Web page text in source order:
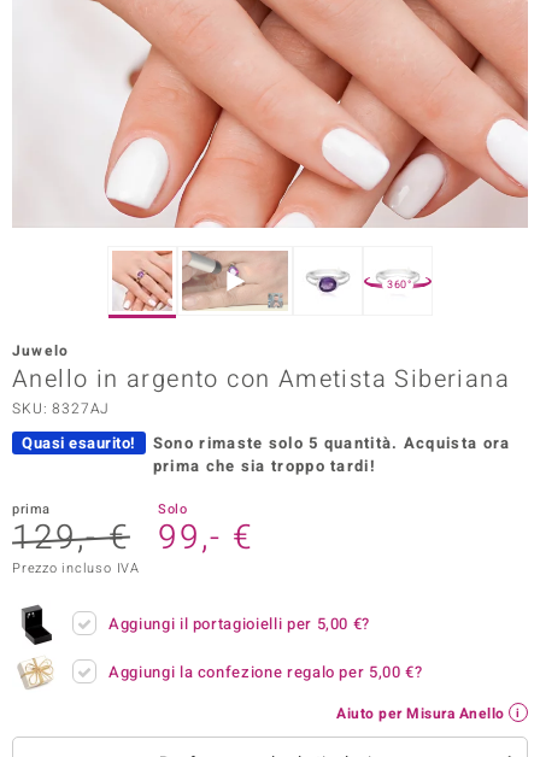
SELECTION
Paraíso
360°
Juwelo
Anello in argento con Ametista Siberiana
SKU: 8327AJ
Quasi esaurito! Sono rimaste solo 5 quantità. Acquista ora
prima che sia troppo tardi!
prima
129,- €
Solo
99,- €
Prezzo incluso IVA
Aggiungi il portagioielli per 5,00 €?
Aggiungi la confezione regalo per 5,00 €?
Aiuto per Misura Anello